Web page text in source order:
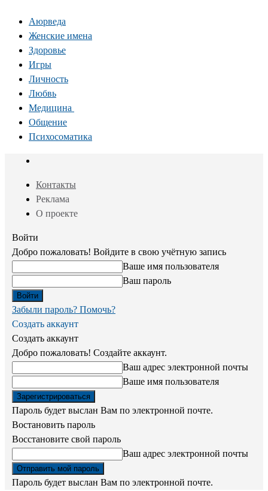
Аюрведа
Женские имена
Здоровье
Игры
Личность
Любвь
Медицина
Общение
Психосоматика
Контакты
Реклама
О проекте
Войти
Добро пожаловать! Войдите в свою учётную запись
Ваше имя пользователя
Ваш пароль
Забыли пароль? Помочь?
Создать аккаунт
Создать аккаунт
Добро пожаловать! Создайте аккаунт.
Ваш адрес электронной почты
Ваше имя пользователя
Пароль будет выслан Вам по электронной почте.
Востановить пароль
Восстановите свой пароль
Ваш адрес электронной почты
Пароль будет выслан Вам по электронной почте.